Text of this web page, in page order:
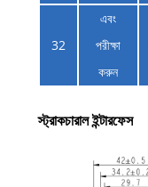
32
এবং
পরীক্ষা
করুন
স্ট্রাকচারাল ইন্টারফেস